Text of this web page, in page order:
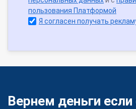
пользования Платформой
Я согласен получать
Вернем деньги если